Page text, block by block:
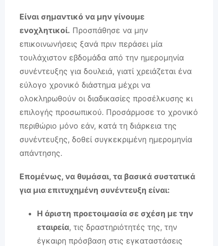
Είναι σημαντικό να μην γίνουμε
ενοχλητικοί. Προσπάθησε να μην
επικοινωνήσεις ξανά πριν περάσει μία
τουλάχιστον εβδομάδα από την ημερομηνία
συνέντευξης για δουλειά, γιατί χρειάζεται ένα
εύλογο χρονικό διάστημα μέχρι να
ολοκληρωθούν οι διαδικασίες προσέλκυσης κι
επιλογής προσωπικού. Προσάρμοσε το χρονικό
περιθώριο μόνο εάν, κατά τη διάρκεια της
συνέντευξης, δοθεί συγκεκριμένη ημερομηνία
απάντησης.
Επομένως, να θυμάσαι, τα βασικά συστατικά
για μια επιτυχημένη συνέντευξη είναι:
Η άριστη προετοιμασία σε σχέση με την
εταιρεία, τις δραστηριότητές της, την
έγκαιρη πρόσβαση στις εγκαταστάσεις